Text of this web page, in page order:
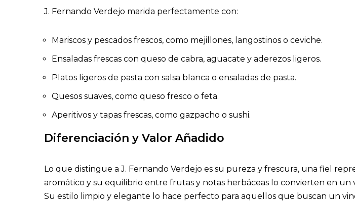
J. Fernando Verdejo marida perfectamente con:
Mariscos y pescados frescos, como mejillones, langostinos o ceviche.
Ensaladas frescas con queso de cabra, aguacate y aderezos ligeros.
Platos ligeros de pasta con salsa blanca o ensaladas de pasta.
Quesos suaves, como queso fresco o feta.
Aperitivos y tapas frescas, como gazpacho o sushi.
Diferenciación y Valor Añadido
Lo que distingue a J. Fernando Verdejo es su pureza y frescura, una fiel
aromático y su equilibrio entre frutas y notas herbáceas lo convierten en
Su estilo limpio y elegante lo hace perfecto para aquellos que buscan un